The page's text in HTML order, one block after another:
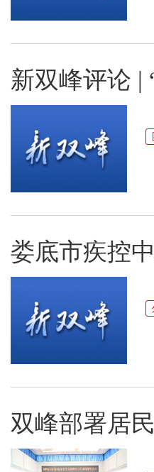
新双峰评论 |
娄底市疾控
双峰部署居